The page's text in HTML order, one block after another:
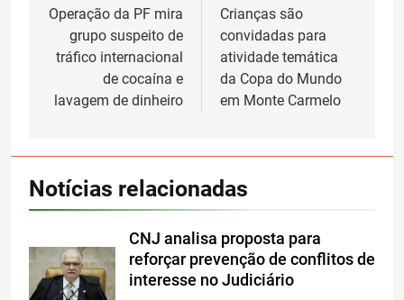
de
Post
Operação da PF mira
grupo suspeito de
tráfico internacional
de cocaína e
lavagem de dinheiro
Crianças são
convidadas para
atividade temática
da Copa do Mundo
em Monte Carmelo
Notícias relacionadas
CNJ analisa proposta para
reforçar prevenção de conflitos de
interesse no Judiciário